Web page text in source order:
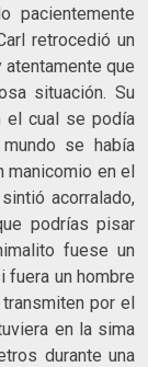
pacientemente
retrocedió un
que
situación. Su
el cual se podía
se había
manicomio en el
acorralado,
podrías pisar
fuese un
fuera un hombre
por el
en la sima
durante una